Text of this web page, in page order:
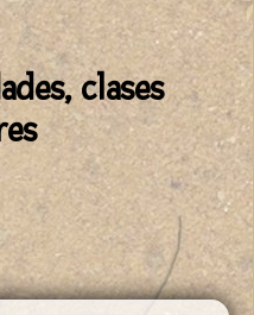
clases